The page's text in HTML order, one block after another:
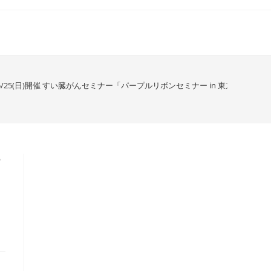
25(日)開催 すい臓がんセミナー「パープルリボンセミナー in 東京2025」－